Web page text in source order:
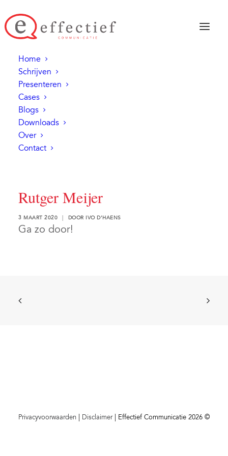
Home
Schrijven
Presenteren
Cases
Blogs
Downloads
Over
Contact
Rutger Meijer
3 MAART 2020 DOOR IVO D'HAENS
Ga zo door!
Privacyvoorwaarden Disclaimer| Effectief Communicatie 2026 ©